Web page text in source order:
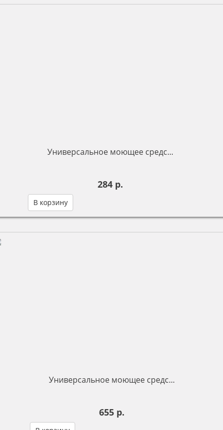
Универсальное моющее средс...
284 р.
В корзину
Универсальное моющее средс...
655 р.